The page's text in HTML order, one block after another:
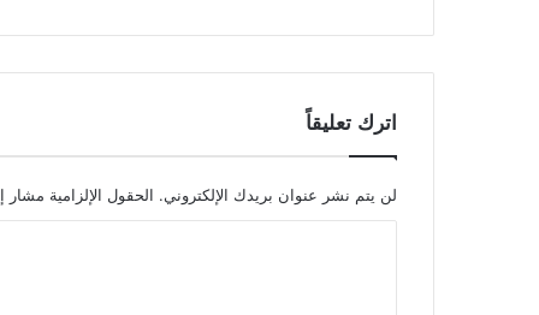
اترك تعليقاً
لن يتم نشر عنوان بريدك الإلكتروني. الحقول الإلزامية مشار